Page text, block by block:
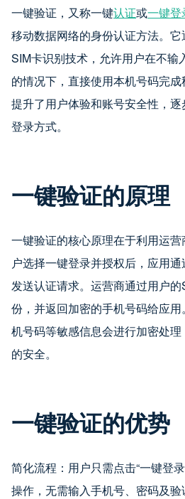
一键验证，又称一键认证或一键登
移动数据网络的身份认证方法。它
SIM卡识别技术，允许用户在不输
的情况下，直接使用本机号码完
提升了用户体验和账号安全性，
登录方式。
一键验证的原理
一键验证的核心原理在于利用运
户选择一键登录并授权后，应用
发送认证请求。运营商通过用户
份，并返回加密的手机号码给应
机号码等敏感信息会进行加密处
的安全。
一键验证的优势
简化流程：用户只需点击“一键登
操作，无需输入手机号、密码及